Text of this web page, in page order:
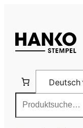
springen
Deutsch